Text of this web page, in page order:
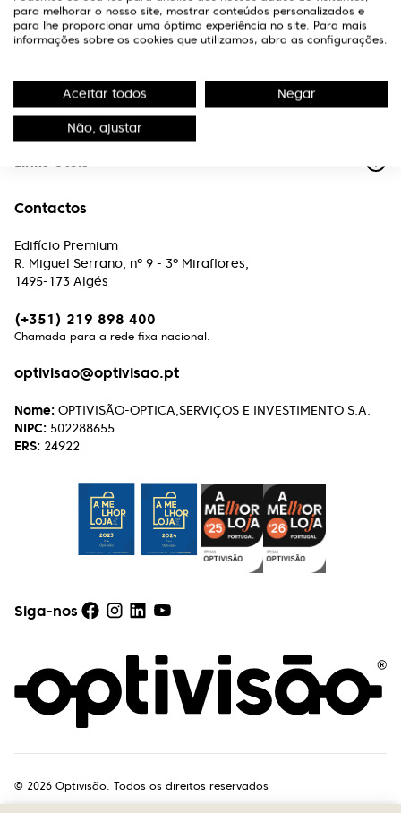
A Optivisão
Links Úteis
Contactos
Edifício Premium
R. Miguel Serrano, nº 9 - 3º Miraflores,
1495-173 Algés
(+351) 219 898 400
Chamada para a rede fixa nacional.
optivisao@optivisao.pt
Nome: OPTIVISÃO-OPTICA,SERVIÇOS E INVESTIMENTO S.A.
NIPC: 502288655
ERS: 24922
Siga-nos
© 2026 Optivisão. Todos os direitos reservados
para melhorar o nosso site, mostrar conteúdos personalizados e
para lhe proporcionar uma óptima experiência no site. Para mais
informações sobre os cookies que utilizamos, abra as configurações.
Aceitar todos Negar
Não, ajustar